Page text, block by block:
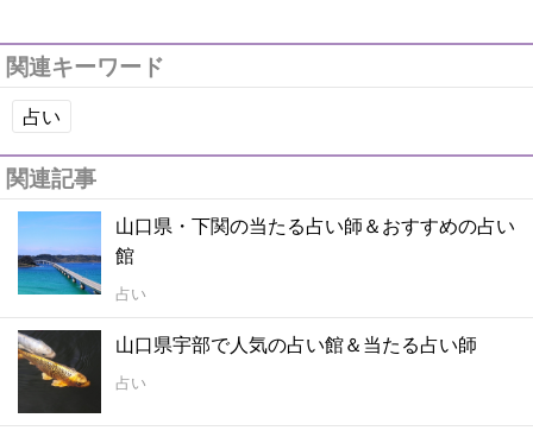
関連キーワード
占い
関連記事
山口県・下関の当たる占い師＆おすすめの占い
館
占い
山口県宇部で人気の占い館＆当たる占い師
占い